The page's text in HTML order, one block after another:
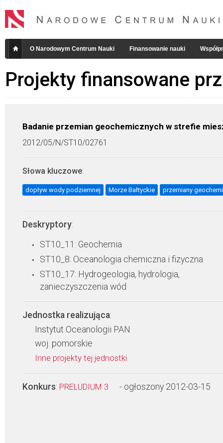
O Narodowym Centrum Nauki Finansowanie nauki
Projekty finansowane
Badanie przemian geochemicznych w strefie
2012/05/N/ST10/02761
Słowa kluczowe:
dopływ wody podziemnej Morze Bałtyckie przemiany
Deskryptory:
ST10_11: Geochemia
ST10_8: Oceanologia chemiczna i fizyczna
ST10_17: Hydrogeologia, hydrologia,
zanieczyszczenia wód
Jednostka realizująca:
Instytut Oceanologii PAN
woj. pomorskie
Inne projekty tej jednostki
Konkurs: PRELUDIUM 3 - ogłoszony 2012-03-15